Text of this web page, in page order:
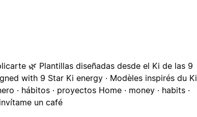
🌿 Plantillas diseñadas desde el Ki de las 9
with 9 Star Ki energy · Modèles inspirés du Ki
· hábitos · proyectos Home · money · habits ·
un café